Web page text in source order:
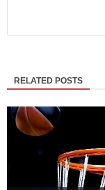
RELATED POSTS